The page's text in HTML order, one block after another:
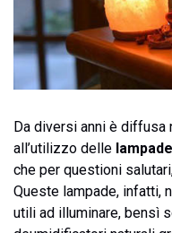
Da diversi anni è
all’utilizzo delle
che per questioni
Queste lampade, infatti,
utili ad illuminare, bensì